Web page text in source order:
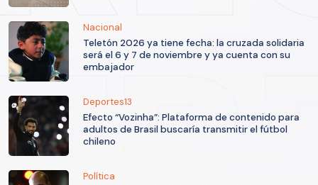
Nacional
Teletón 2026 ya tiene fecha: la cruzada solidaria
será el 6 y 7 de noviembre y ya cuenta con su
embajador
Deportes13
Efecto “Vozinha”: Plataforma de contenido para
adultos de Brasil buscaría transmitir el fútbol
chileno
Política